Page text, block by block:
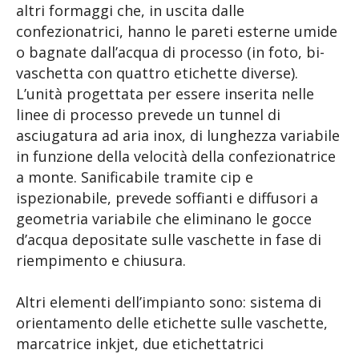
altri formaggi che, in uscita dalle
confezionatrici, hanno le pareti esterne umide
o bagnate dall’acqua di processo (in foto, bi-
vaschetta con quattro etichette diverse).
L’unità progettata per essere inserita nelle
linee di processo prevede un tunnel di
asciugatura ad aria inox, di lunghezza variabile
in funzione della velocità della confezionatrice
a monte. Sanificabile tramite cip e
ispezionabile, prevede soffianti e diffusori a
geometria variabile che eliminano le gocce
d’acqua depositate sulle vaschette in fase di
riempimento e chiusura.
Altri elementi dell’impianto sono: sistema di
orientamento delle etichette sulle vaschette,
marcatrice inkjet, due etichettatrici